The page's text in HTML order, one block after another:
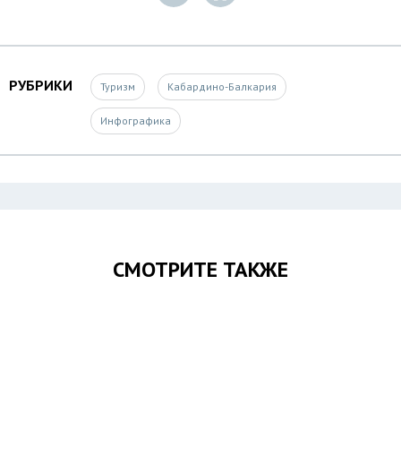
РУБРИКИ Туризм Кабардино-Балкария
Инфографика
СМОТРИТЕ ТАКЖЕ